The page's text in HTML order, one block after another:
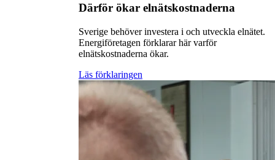
Därför ökar elnätskostnaderna
Sverige behöver investera i och utveckla elnätet.
Energiföretagen förklarar här varför
elnätskostnaderna ökar.
Läs förklaringen